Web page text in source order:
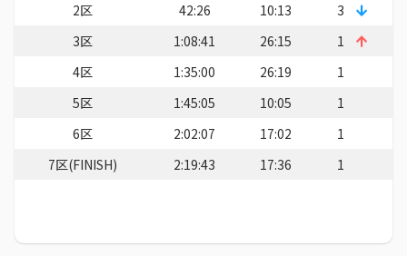
2区
42:26 10:13
3
3区
1:08:41 26:15
1
4区
1:35:00 26:19
1
5区
1:45:05 10:05
1
6区
2:02:07 17:02
1
7区(FINISH)
2:19:43 17:36 1